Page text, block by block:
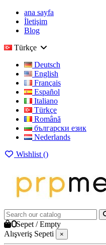
ana sayfa
İletişim
Blog
Türkçe
Deutsch
English
Français
Español
Italiano
Türkçe
Română
български език
Nederlands
Wishlist ()
0Sepet /Empty
Alışveriş Sepeti
×